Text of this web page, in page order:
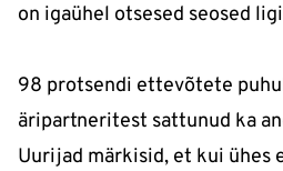
on igaühel otsesed seosed
98 protsendi ettevõtete
äripartneritest sattunud ka
Uurijad märkisid, et kui